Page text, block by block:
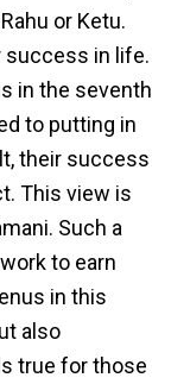
or Ketu.
success in life.
in the seventh
to putting in
their success
This view is
Such a
to earn
in this
also
true for those